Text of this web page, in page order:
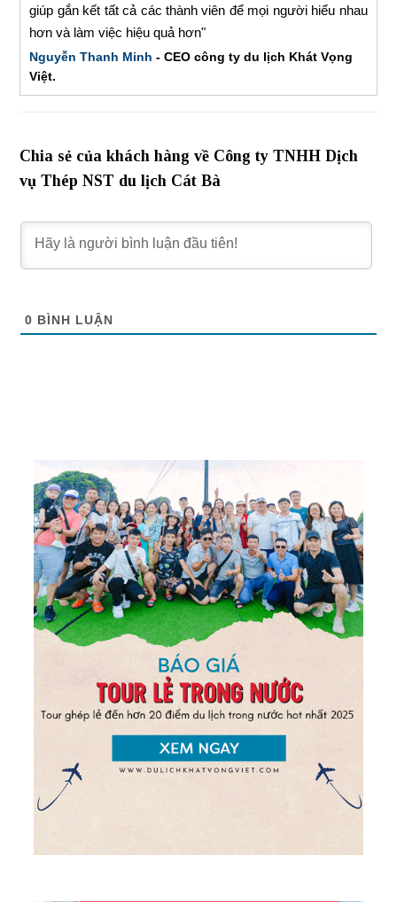
giúp gắn kết tất cả các thành viên để mọi người hiểu nhau
hơn và làm việc hiệu quả hơn"
Nguyễn Thanh Minh - CEO công ty du lịch Khát Vọng
Việt.
Chia sẻ của khách hàng về Công ty TNHH Dịch
vụ Thép NST du lịch Cát Bà
0 BÌNH LUẬN